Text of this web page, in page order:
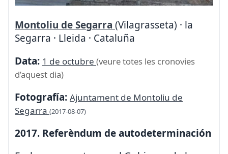
Montoliu de Segarra (Vilagrasseta) · la
Segarra · Lleida · Cataluña
Data: 1 de octubre (veure totes les cronovies
d’aquest dia)
Fotografía: Ajuntament de Montoliu de
Segarra (2017-08-07)
2017. Referèndum de autodeterminación